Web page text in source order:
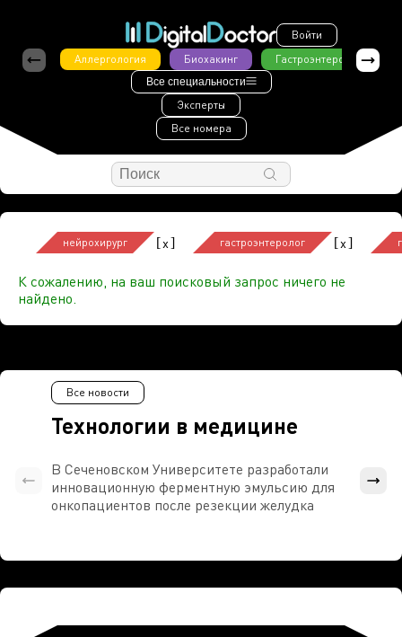
Войти
Аллергология
Биохакинг Гастроэнтерология
Все специальности
Эксперты
Все номера
нейрохирург [x] гастроэнтеролог [x]
К сожалению, на ваш поисковый запрос ничего не
найдено.
Технологии в медицине
Все новости
В Сеченовском Университете разработали
инновационную ферментную эмульсию для
онкопациентов после резекции желудка